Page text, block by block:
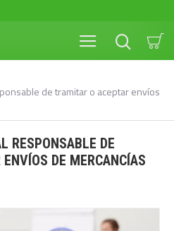
de tramitar o aceptar envíos
RESPONSABLE DE
DE MERCANCÍAS